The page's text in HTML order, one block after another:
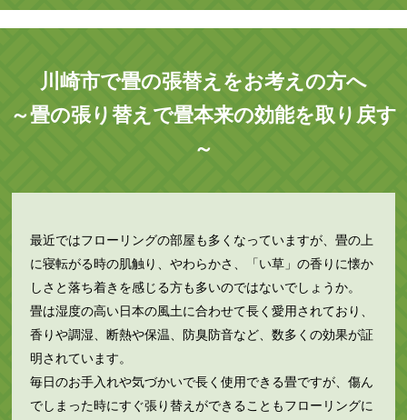
川崎市で畳の張替えをお考えの方へ
～畳の張り替えで畳本来の効能を取り戻す
～
最近ではフローリングの部屋も多くなっていますが、畳の上
に寝転がる時の肌触り、やわらかさ、「い草」の香りに懐か
しさと落ち着きを感じる方も多いのではないでしょうか。
畳は湿度の高い日本の風土に合わせて長く愛用されており、
香りや調湿、断熱や保温、防臭防音など、数多くの効果が証
明されています。
毎日のお手入れや気づかいで長く使用できる畳ですが、傷ん
でしまった時にすぐ張り替えができることもフローリングに